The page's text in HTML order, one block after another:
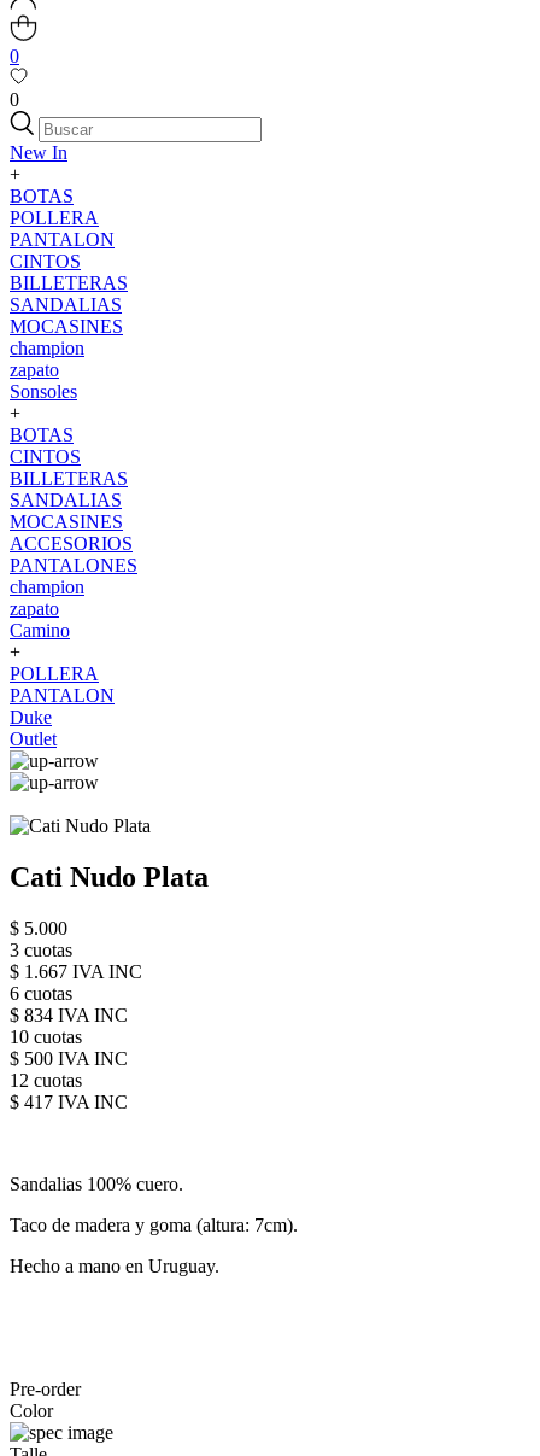
0
0
New In
+
BOTAS
POLLERA
PANTALON
CINTOS
BILLETERAS
SANDALIAS
MOCASINES
champion
zapato
Sonsoles
+
BOTAS
CINTOS
BILLETERAS
SANDALIAS
MOCASINES
ACCESORIOS
PANTALONES
champion
zapato
Camino
+
POLLERA
PANTALON
Duke
Outlet
Cati Nudo Plata
$ 5.000
3 cuotas
$ 1.667 IVA INC
6 cuotas
$ 834 IVA INC
10 cuotas
$ 500 IVA INC
12 cuotas
$ 417 IVA INC
Sandalias 100% cuero.
Taco de madera y goma (altura: 7cm).
Hecho a mano en Uruguay.
Pre-order
Color